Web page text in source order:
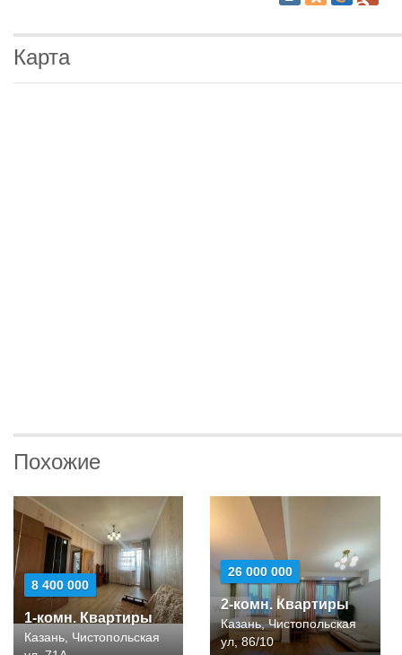
Карта
Похожие
8 400 000
1-комн. Квартиры
Казань, Чистопольская
26 000 000
2-комн. Квартиры
Казань, Чистопольская
ул, 86/10